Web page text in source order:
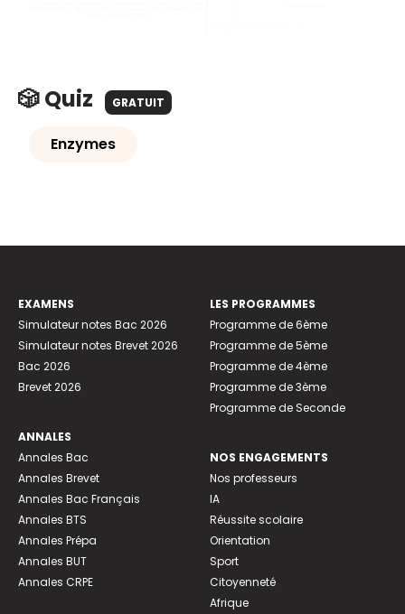
🎲 Quiz GRATUIT
Enzymes
EXAMENS
Simulateur notes Bac 2026
Simulateur notes Brevet 2026
Bac 2026
Brevet 2026
ANNALES
Annales Bac
Annales Brevet
Annales Bac Français
Annales BTS
Annales Prépa
Annales BUT
Annales CRPE
LES PROGRAMMES
Programme de 6ème
Programme de 5ème
Programme de 4ème
Programme de 3ème
Programme de Seconde
NOS ENGAGEMENTS
Nos professeurs
IA
Réussite scolaire
Orientation
Sport
Citoyenneté
Afrique